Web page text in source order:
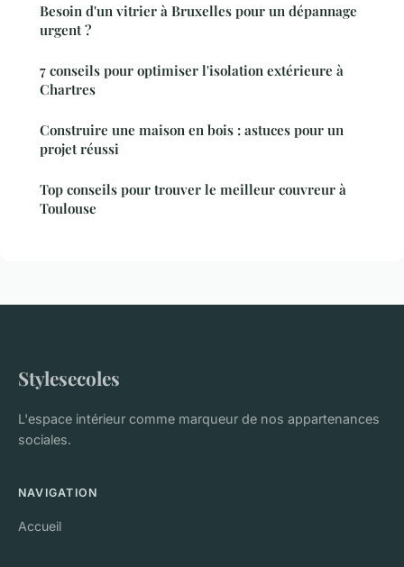
Besoin d'un vitrier à Bruxelles pour un dépannage
urgent ?
7 conseils pour optimiser l'isolation extérieure à
Chartres
Construire une maison en bois : astuces pour un
projet réussi
Top conseils pour trouver le meilleur couvreur à
Toulouse
Stylesecoles
L'espace intérieur comme marqueur de nos appartenances
sociales.
NAVIGATION
Accueil